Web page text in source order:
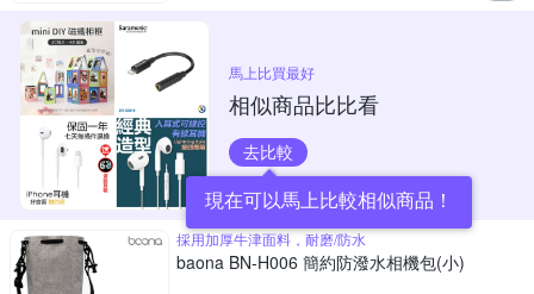
馬上比買最好
相似商品比比看
去比較
現在可以馬上比較相似商品！
採用加厚牛津面料，耐磨/防水
baona BN-H006 簡約防潑水相機包(小)